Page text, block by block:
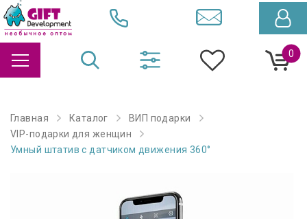
0
Главная Каталог
ВИП подарки
VIP-подарки для женщин
Умный штатив с датчиком движения 360°